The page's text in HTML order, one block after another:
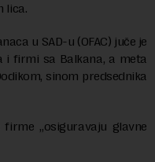
lica.
u SAD-u (OFAC) juče je
i firmi sa Balkana, a meta
sinom predsednika
„osiguravaju glavne